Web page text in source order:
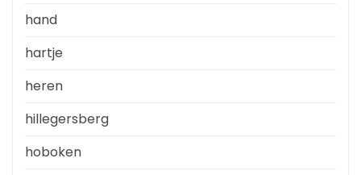
hand
hartje
heren
hillegersberg
hoboken